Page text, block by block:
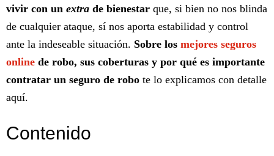
vivir con un extra de bienestar que, si bien no nos blinda
de cualquier ataque, sí nos aporta estabilidad y control
ante la indeseable situación. Sobre los mejores seguros
online de robo, sus coberturas y por qué es importante
contratar un seguro de robo te lo explicamos con detalle
aquí.
Contenido